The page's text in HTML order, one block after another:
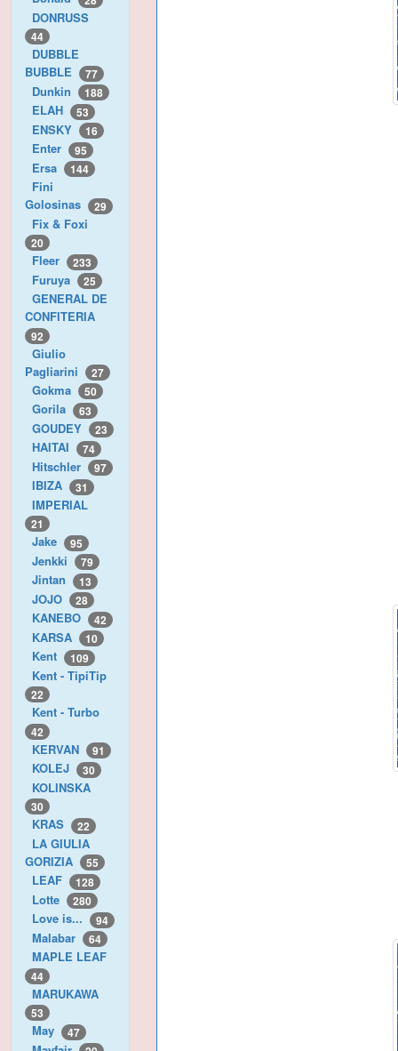
DONRUSS
44
DUBBLE
BUBBLE
77
Dunkin 188
ELAH 53
ENSKY 16
Enter 95
Ersa 144
Fini
Golosinas
29
Fix & Foxi
20
Fleer 233
Furuya 25
GENERAL DE
CONFITERIA
92
Giulio
Pagliarini
27
Gokma 50
Gorila 63
GOUDEY 23
HAITAI 74
Hitschler 97
IBIZA 31
IMPERIAL
21
Jake 95
Jenkki 79
Jintan 13
JOJO 28
KANEBO 42
KARSA 10
Kent 109
Kent - TipiTip
22
Kent - Turbo
42
KERVAN 91
KOLEJ 30
KOLINSKA
30
KRAS 22
LA GIULIA
GORIZIA
55
LEAF 128
Lotte 280
Love is... 94
Malabar 64
MAPLE LEAF
44
MARUKAWA
53
May 47